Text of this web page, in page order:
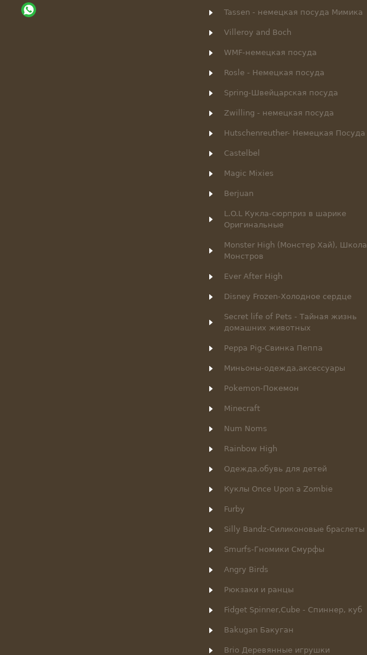
Tassen - немецкая посуда Мимика
Villeroy and Boch
WMF-немецкая посуда
Rosle - Немецкая посуда
Spring-Швейцарская посуда
Zwilling - немецкая посуда
Hutschenreuther- Немецкая Посуда
Castelbel
Magic Mixies
Berjuan
L.O.L Кукла-сюрприз в шарике
Оригинальные
Monster High (Монстер Хай), Школа
Монстров
Ever After High
Disney Frozen-Холодное сердце
Secret life of Pets - Тайная жизнь
домашних животных
Peppa Pig-Свинка Пеппа
Миньоны-одежда,аксессуары
Pokemon-Покемон
Minecraft
Num Noms
Rainbow High
Одежда,обувь для детей
Куклы Once Upon a Zombie
Furby
Silly Bandz-Силиконовые браслеты
Smurfs-Гномики Смурфы
Angry Birds
Рюкзаки и ранцы
Fidget Spinner,Cube - Спиннер, куб
Bakugan Бакуган
Brio Деревянные игрушки